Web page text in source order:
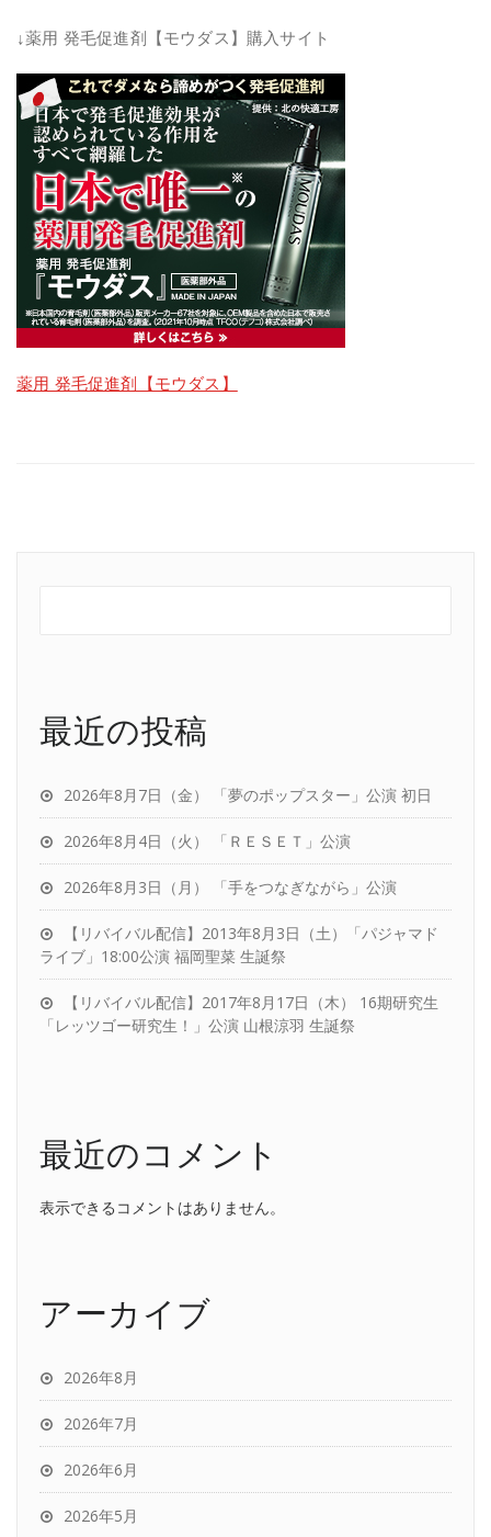
↓薬用 発毛促進剤【モウダス】購入サイト
薬用 発毛促進剤【モウダス】
最近の投稿
2026年8月7日（金） 「夢のポップスター」公演 初日
2026年8月4日（火） 「ＲＥＳＥＴ」公演
2026年8月3日（月） 「手をつなぎながら」公演
【リバイバル配信】2013年8月3日（土）「パジャマド
ライブ」18:00公演 福岡聖菜 生誕祭
【リバイバル配信】2017年8月17日（木） 16期研究生
「レッツゴー研究生！」公演 山根涼羽 生誕祭
最近のコメント
表示できるコメントはありません。
アーカイブ
2026年8月
2026年7月
2026年6月
2026年5月